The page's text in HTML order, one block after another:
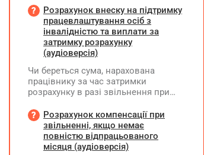
місцем роботи та за сумісництвом,
чи рахується це як два роботодавці?
Розрахунок внеску на підтримку
працевлаштування осіб з
інвалідністю та виплати за
затримку розрахунку
(аудіоверсія)
Чи береться сума, нарахована
працівнику за час затримки
розрахунку в разі звільнення при
заробітної плати (винагороди), для
розрахунку внеску на підтримку
працевлаштування осіб з
інвалідністю?
Розрахунок компенсації при
звільненні, якщо немає
повністю відпрацьованого
місяця (аудіоверсія)